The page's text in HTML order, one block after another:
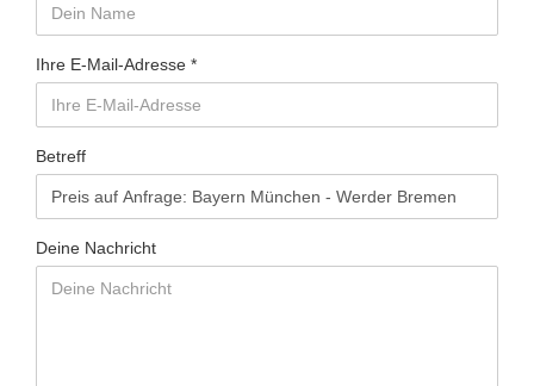
Ihre E-Mail-Adresse
Betreff
Deine Nachricht